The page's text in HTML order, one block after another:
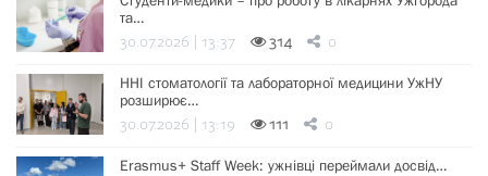
та…
30.07.2026 | 13:37 314 0
ННІ стоматології та лабораторної медицини УжНУ
розширює…
30.07.2026 | 13:19 111 0
Erasmus+ Staff Week: ужнівці переймали досвід…